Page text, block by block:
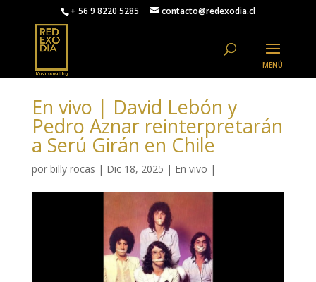
+ 56 9 8220 5285 contacto@redexodia.cl
En vivo | David Lebón y
Pedro Aznar reinterpretarán
a Serú Girán en Chile
por billy rocas | Dic 18, 2025 | En vivo |